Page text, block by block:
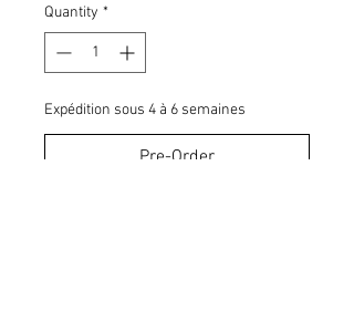
Quantity *
Expédition sous 4 à 6 semaines
Pre-Order